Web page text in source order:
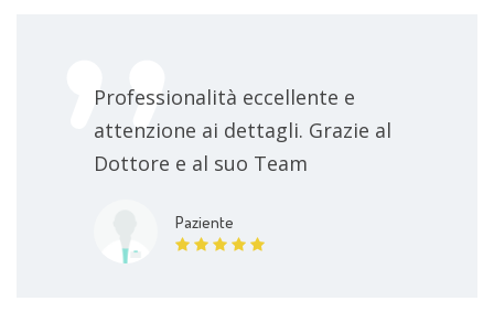
Professionalità eccellente e
attenzione ai dettagli. Grazie al
Dottore e al suo Team
Paziente